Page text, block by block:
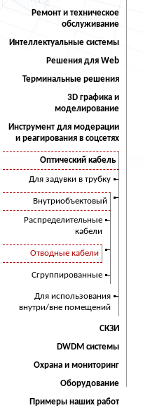
Ремонт и техническое
обслуживание
Интеллектуальные системы
Решения для Web
Терминальные решения
3D графика и
моделирование
Инструмент для модерации
и реагирования в соцсетях
Оптический кабель
Для задувки в трубку
Внутриобъектовый
Распределительные
кабели
Отводные кабели
Сгруппированные
Для использования
внутри/вне помещений
СКЗИ
DWDM системы
Охрана и мониторинг
Оборудование
Примеры наших работ